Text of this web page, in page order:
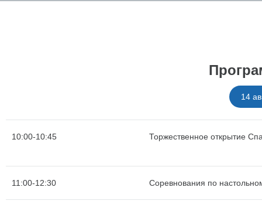
14
10:00-10:45 Торжественное открытие
11:00-12:30 Соревнования по